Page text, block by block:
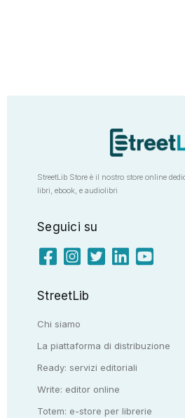
StreetLib Store è il nostro store online
libri, ebook, e audiolibri
Seguici su
StreetLib
Chi siamo
La piattaforma di distribuzione
Ready: servizi editoriali
Write: editor online
Totem: e-store per librerie